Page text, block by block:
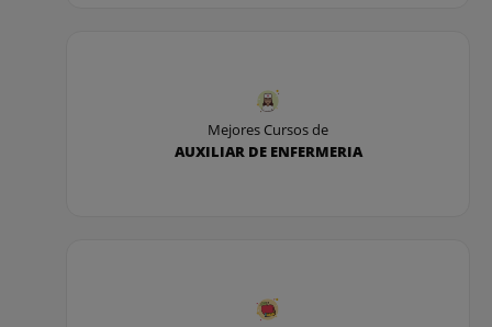
Mejores Cursos de
AUXILIAR DE ENFERMERIA